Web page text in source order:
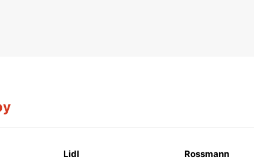
Lidl Rossmann